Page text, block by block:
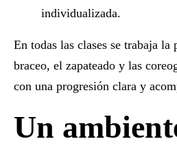
individualizada.
En todas las clases se trabaja la
braceo, el zapateado y las
con una progresión clara y
Un